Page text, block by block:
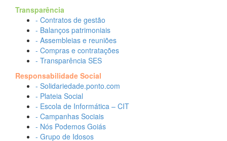
Transparência
- Contratos de gestão
- Balanços patrimoniais
- Assembleias e reuniões
- Compras e contratações
- Transparência SES
Responsabilidade Social
- Solidariedade.ponto.com
- Plateia Social
- Escola de Informática – CIT
- Campanhas Sociais
- Nós Podemos Goiás
- Grupo de Idosos